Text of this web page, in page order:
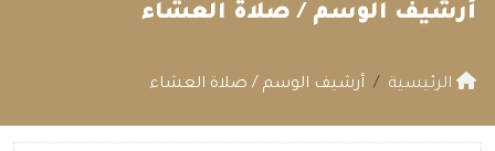
أرشيف الوسم / صلاة العشاء
الرئيسية أرشيف الوسم / صلاة العشاء